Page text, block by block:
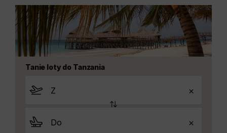
Tanie loty do Tanzania